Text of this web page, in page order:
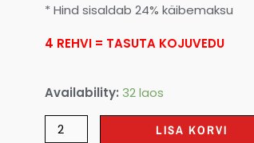
* Hind sisaldab 24% käibemaksu
4 REHVI = TASUTA KOJUVEDU
Availability: 32 laos
LISA KORVI